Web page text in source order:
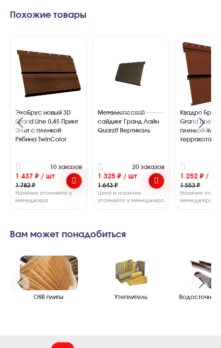
Похожие товары
ЭкоБрус новый 3D
Grand Line 0,45 Принт
Элит с пленкой
Рябина TwinColor
10 заказов
1 437 ₽ / шт
1 782 ₽
Наличие уточняйте у
менеджера
Металлический
сайдинг Гранд Лайн
Quarzit Вертикаль
20 заказов
1 325 ₽ / шт
1 643 ₽
Цену и наличие
уточняйте у менеджера
Квадро Брус
Grand Line
пленкой RAL
терракота
1 252 ₽ / шт
1 553 ₽
Наличие
менеджера
Вам может понадобиться
OSB плиты Утеплитель